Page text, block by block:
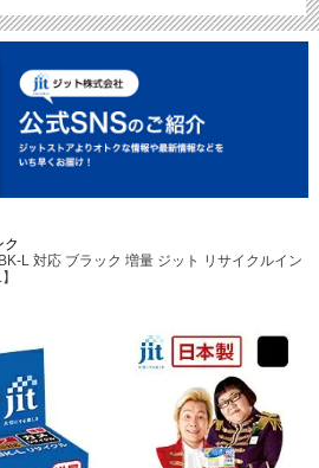
ク
L 対応 ブラック 増量 ジット リサイクルイン